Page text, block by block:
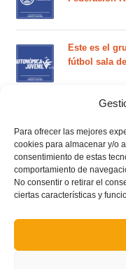
Para ofrecer las mejores
cookies para almacenar y/o
consentimiento de estas
comportamiento de
No consentir o retirar el
ciertas características y
Este es el
fútbol sala
RFEF para
martes 4 de
Nuevo curso
C que
territoriales de fútbol sala